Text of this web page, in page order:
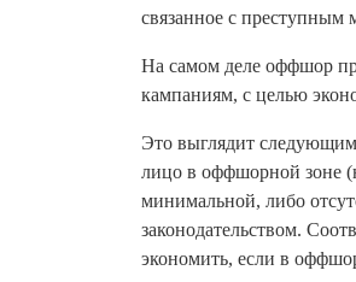
связанное с преступным
На самом деле оффшор
кампаниям, с целью
Это выглядит следующим
лицо в оффшорной зоне
минимальной, либо
законодательством.
экономить, если в